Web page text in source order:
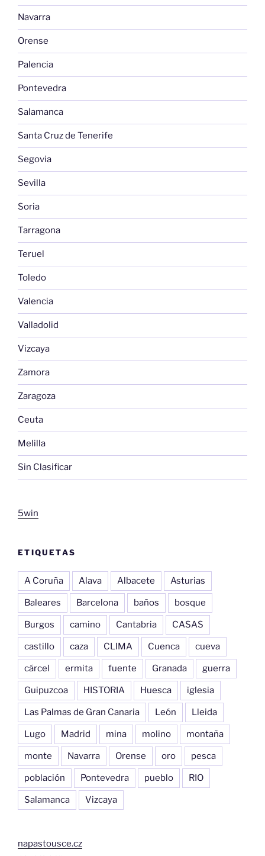
Navarra
Orense
Palencia
Pontevedra
Salamanca
Santa Cruz de Tenerife
Segovia
Sevilla
Soria
Tarragona
Teruel
Toledo
Valencia
Valladolid
Vizcaya
Zamora
Zaragoza
Ceuta
Melilla
Sin Clasificar
5win
ETIQUETAS
A Coruña Alava Albacete Asturias
Baleares Barcelona baños bosque
Burgos camino Cantabria CASAS
castillo caza CLIMA Cuenca cueva
cárcel ermita fuente Granada guerra
Guipuzcoa HISTORIA Huesca iglesia
Las Palmas de Gran Canaria León Lleida
Lugo Madrid mina molino montaña
monte Navarra Orense oro pesca
población Pontevedra pueblo RIO
Salamanca Vizcaya
napastousce.cz